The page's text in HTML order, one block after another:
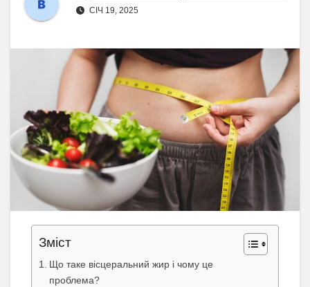
СІЧ 19, 2025
Зміст
Що таке вісцеральний жир і чому це
проблема?